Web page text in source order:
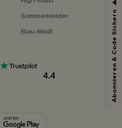
Sommerkleider
Blau-Weiß
4.4 Abonnieren & Code Sichern